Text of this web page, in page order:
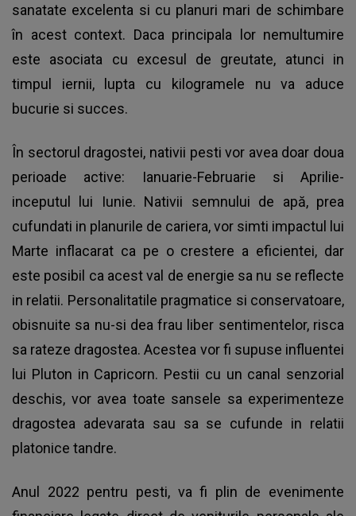
sanatate excelenta si cu planuri mari de schimbare
în acest context. Daca principala lor nemultumire
este asociata cu excesul de greutate, atunci in
timpul iernii, lupta cu kilogramele nu va aduce
bucurie si succes.
În sectorul dragostei, nativii pesti vor avea doar doua
perioade active: Ianuarie-Februarie si Aprilie-
inceputul lui Iunie. Nativii semnului de apă, prea
cufundati in planurile de cariera, vor simti impactul lui
Marte inflacarat ca pe o crestere a eficientei, dar
este posibil ca acest val de energie sa nu se reflecte
in relatii. Personalitatile pragmatice si conservatoare,
obisnuite sa nu-si dea frau liber sentimentelor, risca
sa rateze dragostea. Acestea vor fi supuse influentei
lui Pluton in Capricorn. Pestii cu un canal senzorial
deschis, vor avea toate sansele sa experimenteze
dragostea adevarata sau sa se cufunde in relatii
platonice tandre.
Anul 2022 pentru pesti, va fi plin de evenimente